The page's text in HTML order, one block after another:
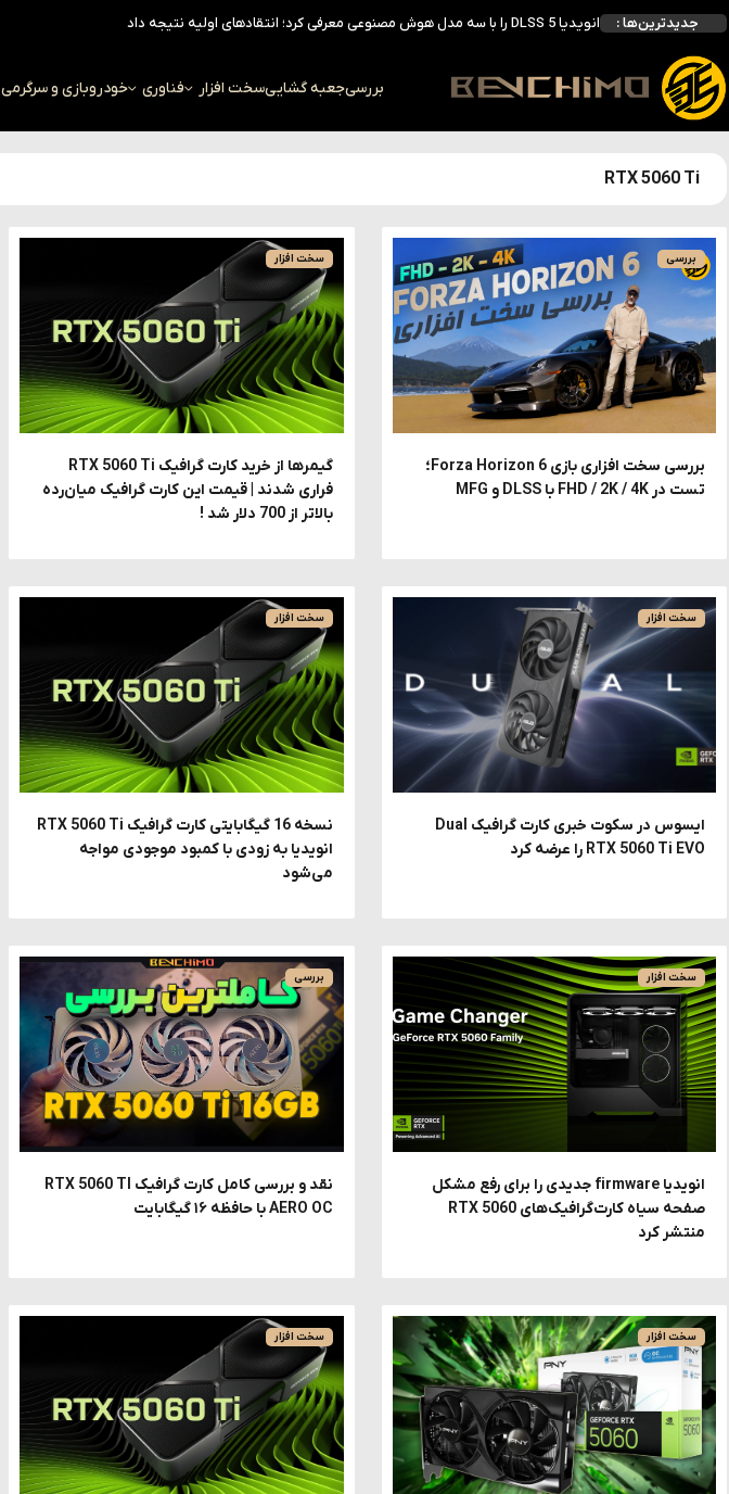
جدیدترین‌ها :
انویدیا پردازنده 88 هسته‌ای Vera را معرفی کرد؛ CPU اختصاصی برای نسل بعدی هوش مصنوعی
بررسی کیس GAMDIAS NESO P1 Pro؛ فول‌تاوری مهندسی‌شده برای سیستم‌های رده‌بالا
مشکل دمای Hotspot کارت‌های گرافیک RTX 50 جدی‌تر از تصور؟ ابزار داخلی انویدیا حقیقت را آشکار کرد
بررسیجعبه گشاییسخت افزار فناوری خودروبازی و سرگرمی
RTX 5060 Ti
بررسی
بررسی سخت افزاری بازی Forza Horizon 6؛
تست در FHD / 2K / 4K با DLSS و MFG
سخت افزار
گیمرها از خرید کارت گرافیک RTX 5060 Ti
فراری شدند | قیمت این کارت گرافیک میان‌رده
بالاتر از 700 دلار شد !
سخت افزار
ایسوس در سکوت خبری کارت گرافیک Dual
RTX 5060 Ti EVO را عرضه کرد
سخت افزار
نسخه 16 گیگابایتی کارت گرافیک RTX 5060 Ti
انویدیا به زودی با کمبود موجودی مواجه
می‌شود
سخت افزار
انویدیا firmware جدیدی را برای رفع مشکل
صفحه سیاه کارت‌گرافیک‌های RTX 5060
منتشر کرد
بررسی
نقد و بررسی کامل کارت گرافیک RTX 5060 TI
AERO OC با حافظه ۱۶ گیگابایت
سخت افزار سخت افزار